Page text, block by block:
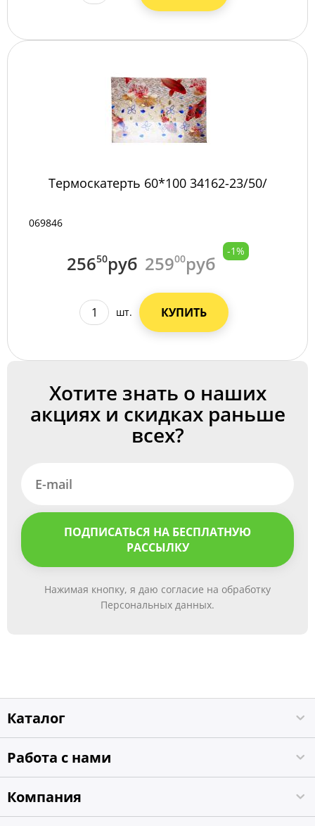
Термоскатерть 60*100 34162-23/50/
069846
25650руб 25900руб
-1%
шт. КУПИТЬ
Хотите знать о наших
акциях и скидках раньше
всех?
ПОДПИСАТЬСЯ НА БЕСПЛАТНУЮ
РАССЫЛКУ
Нажимая кнопку, я даю согласие на обработку
Персональных данных.
Каталог
Работа с нами
Компания